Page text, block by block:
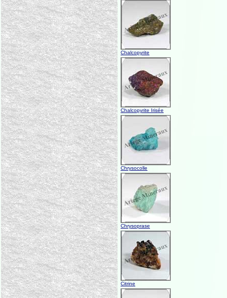
Chalcopyrite
Chalcopyrite Irisée
Chrysocolle
Chrysoprase
Citrine